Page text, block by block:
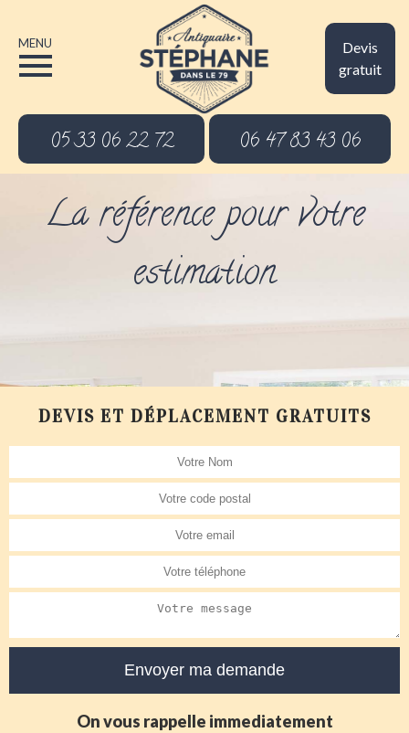
Devis
gratuit
MENU
05 33 06 22 72 06 47 83 43 06
La référence pour votre
estimation
DEVIS ET DÉPLACEMENT GRATUITS
On vous rappelle immediatement